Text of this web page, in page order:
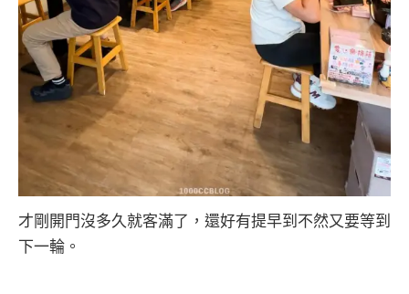
才剛開門沒多久就客滿了，還好有提早到不然又要等到
下一輪。